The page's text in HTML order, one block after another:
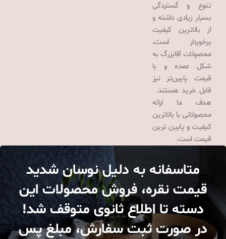
تنوع و گستردگی
بسیار زیادی داشته و
از بالاترین کیفیت
برخوردار است،
محصولات آقابزرگ به
شکل عمده و با
قیمت پایین‌تر نیز
قابل خرید هستند.
هدف ما ارائه
محصولاتی با بالاترین
کیفیت و پایین ترین
قیمت است.
متاسفانه به دلیل نوسان شدید
قیمت نقره، فروش محصولات این
دسته تا اطلاع ثانوی متوقف شد!
در صورت ثبت سفارش، مبلغ پس